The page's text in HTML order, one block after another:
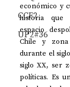
CCF2
UP2#36
económico y
historia que
espacio
Chile y
durante el
siglo XX, ser
políticas. Es